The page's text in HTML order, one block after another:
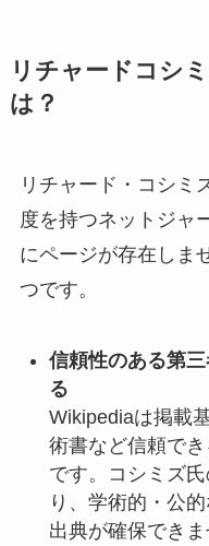
リチャードコシ
は？
リチャード・コシミ
度を持つネットジャ
にページが存在しま
つです。
信頼性のある第
る
Wikipediaは掲載
術書など信頼で
です。コシミズ
り、学術的・公
出典が確保できま